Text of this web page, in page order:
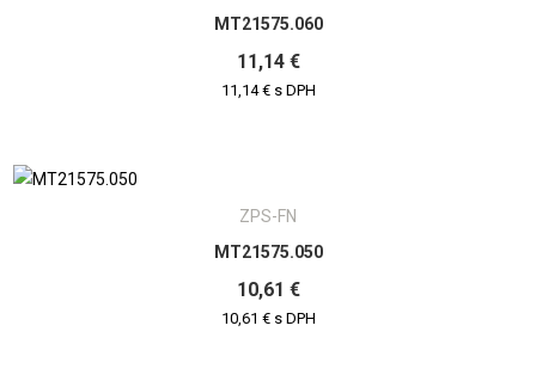
MT21575.060
11,14 €
11,14 € s DPH
ZPS-FN
MT21575.050
10,61 €
10,61 € s DPH